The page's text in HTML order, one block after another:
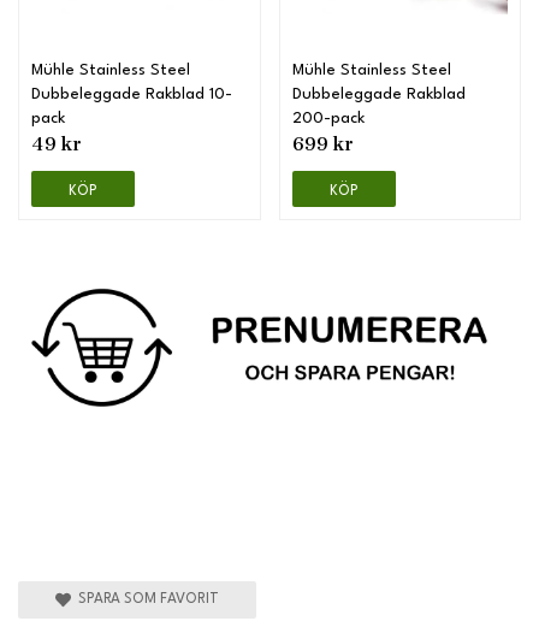
Mühle Stainless Steel
Dubbeleggade Rakblad 10-
pack
49 kr
KÖP
Mühle Stainless Steel
Dubbeleggade Rakblad
200-pack
699 kr
KÖP
SPARA SOM FAVORIT